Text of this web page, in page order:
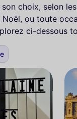
choix, selon
Noël, ou toute
ci-dessous